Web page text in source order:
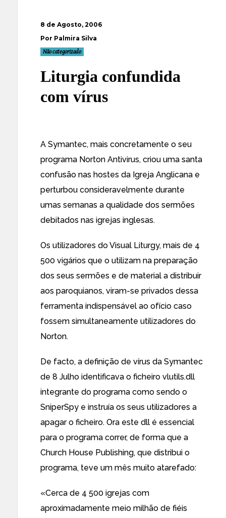
8 de Agosto, 2006
Por Palmira Silva
Não categorizado
Liturgia confundida
com vírus
A Symantec, mais concretamente o seu
programa Norton Antivirus, criou uma santa
confusão nas hostes da Igreja Anglicana e
perturbou consideravelmente durante
umas semanas a qualidade dos sermões
debitados nas igrejas inglesas.
Os utilizadores doVisual Liturgy, mais de 4
500 vigários que o utilizam na preparação
dos seus sermões e de material a distribuir
aos paroquianos, viram-se privados dessa
ferramenta indispensável ao ofício caso
fossem simultaneamente utilizadores do
Norton.
De facto, a definição de vírus da Symantec
de 8 Julho identificava o ficheiro vlutils.dll
integrante do programa como sendo o
SniperSpy e instruía os seus utilizadores a
apagar o ficheiro. Ora este dll é essencial
para o programa correr, de forma que a
Church House Publishing, que distribui o
programa, teve um mês muito atarefado:
«Cerca de 4 500 igrejas com
aproximadamente meio milhão de fiéis